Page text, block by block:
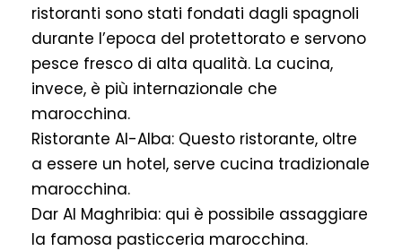
ristoranti sono stati fondati dagli spagnoli
durante l’epoca del protettorato e servono
pesce fresco di alta qualità. La cucina,
invece, è più internazionale che
marocchina.
Ristorante Al-Alba: Questo ristorante, oltre
a essere un hotel, serve cucina tradizionale
marocchina.
Dar Al Maghribia: qui è possibile assaggiare
la famosa pasticceria marocchina.